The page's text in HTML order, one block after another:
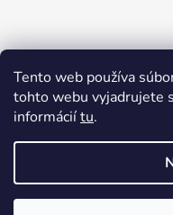
Tento web používa
tohto webu vyjadrujete
informáciítu.
Navštívte aj e-shop s
Drumbla.sk |
Tento web upravil
naplníme váš e-shop